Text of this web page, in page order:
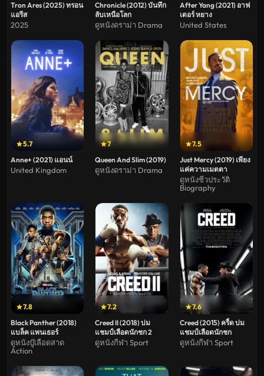
Tron Ares (2025) ทรอน
แอรีส
2025
Chronicle (2012) บันทึก
ลับเหนือโลก
ดูหนังดราม่า Drama
After Yang (2021) อาฟ
เตอร์ หยาง
United States
5.7
Anne+ (2021) แอนน์
United Kingdom
7
Queen And Slim (2019)
ดูหนังดราม่า Drama
7.5
Just Mercy (2019) เพียง
แค่ความเมตตา
ดูหนังชีวประวัติ
Biography
7.8
Black Panther (2018)
แบล็ค แพนเธอร์
ดูหนังบู๊เลือดสาด
Action
7.2
Creed II (2018) บ่ม
แชมป์เลือดนักชก 2
ดูหนังกีฬา Sport
7.6
Creed (2015) ครี้ด บ่ม
แชมป์เลือดนักชก
ดูหนังกีฬา Sport